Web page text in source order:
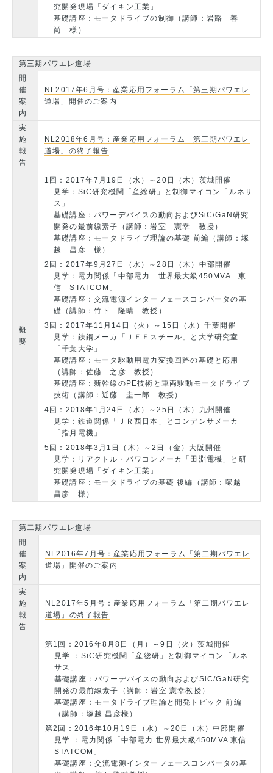
究開発現場「ダイキン工業」
基礎講座：モータドライブの制御（講師：岩路 善
尚 様）
第三期パワエレ道場
開
催
案
内
NL2017年6月号：産業応用フォーラム「第三期パワエレ
道場」開催のご案内
実
施
報
告
NL2018年6月号：産業応用フォーラム「第三期パワエレ
道場」の終了報告
概
要
1回：2017年7月19日（水）～20日（木）茨城開催
見学：SiC研究機関「産総研」と制御マイコン「ルネサ
ス」
基礎講座：パワーデバイスの動向およびSiC/GaN研究
開発の最前線素子（講師：岩室 憲幸 教授）
基礎講座：モータドライブ理論の基礎 前編（講師：塚
越 昌彦 様）
2回：2017年9月27日（水）～28日（木）中部開催
見学：電力関係「中部電力 世界最大級450MVA 東
信 STATCOM」
基礎講座：交流電源インターフェースコンバータの基
礎（講師：竹下 隆晴 教授）
3回：2017年11月14日（火）～15日（水）千葉開催
見学：鉄鋼メーカ「ＪＦＥスチール」と大学研究室
「千葉大学」
基礎講座：モータ駆動用電力変換回路の基礎と応用
（講師：佐藤 之彦 教授）
基礎講座：新幹線のPE技術と車両駆動モータドライブ
技術（講師：近藤 圭一郎 教授）
4回：2018年1月24日（水）～25日（木）九州開催
見学：鉄道関係「ＪＲ西日本」とコンデンサメーカ
「指月電機」
5回：2018年3月1日（木）～2日（金）大阪開催
見学：リアクトル・パワコンメーカ「田淵電機」と研
究開発現場「ダイキン工業」
基礎講座：モータドライブの基礎 後編（講師：塚越
昌彦 様）
第二期パワエレ道場
開
催
案
内
NL2016年7月号：産業応用フォーラム「第二期パワエレ
道場」開催のご案内
実
施
報
告
NL2017年5月号：産業応用フォーラム「第二期パワエレ
道場」の終了報告
第1回：2016年8月8日（月）～9日（火）茨城開催
見学 ：SiC研究機関「産総研」と制御マイコン「ルネ
サス」
基礎講座：パワーデバイスの動向およびSiC/GaN研究
開発の最前線素子（講師：岩室 憲幸教授）
基礎講座：モータドライブ理論と開発トピック 前編
（講師：塚越 昌彦様）
第2回：2016年10月19日（水）～20日（木）中部開催
見学 ：電力関係「中部電力 世界最大級450MVA 東信
STATCOM」
基礎講座：交流電源インターフェースコンバータの基